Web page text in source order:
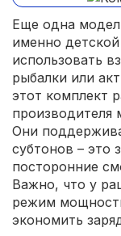
Еще одна
именно
использовать
рыбалки или
этот комплект
производителя
Они
субтонов – это
посторонние
Важно, что у
режим
экономить